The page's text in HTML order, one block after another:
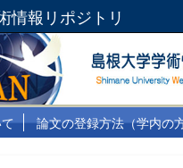
情報リポジトリ
論文の登録方法（学内の